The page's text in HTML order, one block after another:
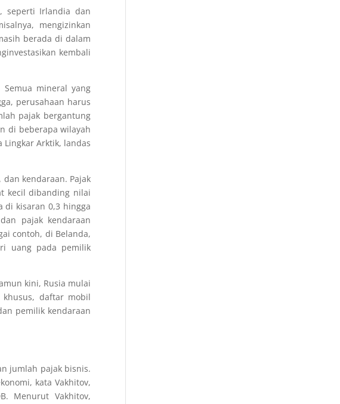
seperti Irlandia dan
mengizinkan
berada di dalam
kembali
mineral yang
perusahaan harus
pajak bergantung
di beberapa wilayah
Arktik, landas
kendaraan. Pajak
kecil dibanding nilai
di kisaran 0,3 hingga
pajak kendaraan
contoh, di Belanda,
uang pada pemilik
kini, Rusia mulai
khusus, daftar mobil
pemilik kendaraan
jumlah pajak bisnis.
kata Vakhitov,
Menurut Vakhitov,